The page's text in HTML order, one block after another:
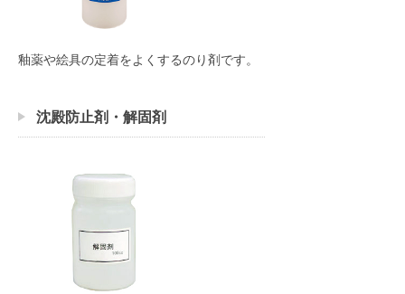
釉薬や絵具の定着をよくするのり剤です。
沈殿防止剤・解固剤